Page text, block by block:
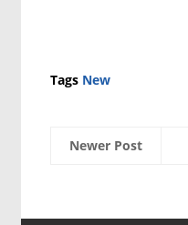
Tags New
Newer Post